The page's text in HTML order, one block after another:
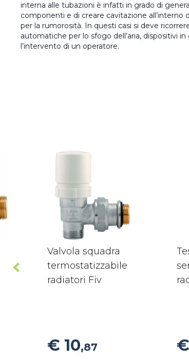
interna alle tubazioni è infatti in grado di
componenti e di creare cavitazione all’interno
per la rumorosità. In questi casi si deve
automatiche per lo sfogo dell’aria, dispositivi in
l’intervento di un operatore.
Valvola squadra
termostatizzabile
radiatori Fiv
€ 10,87